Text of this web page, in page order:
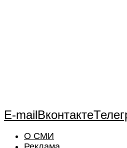
E-mailВконтакте
О СМИ